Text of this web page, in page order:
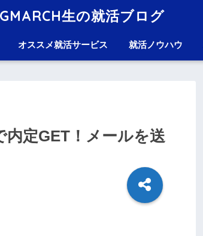
GMARCH生の就活ブログ
オススメ就活サービス 就活ノウハウ
定GET！メールを送